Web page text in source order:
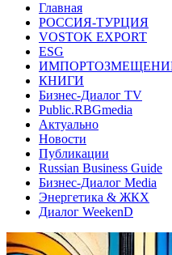
Главная
РОССИЯ-ТУРЦИЯ
VOSTOK EXPORT
ESG
КНИГИ
Бизнес-Диалог TV
Public.RBGmedia
Актуально
Новости
Публикации
Russian Business Guide
Бизнес-Диалог Media
Энергетика & ЖКХ
Диалог WeekenD